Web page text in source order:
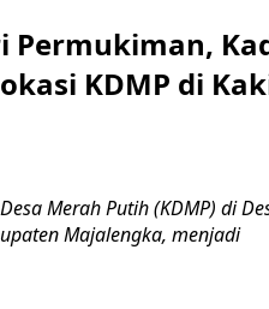
Permukiman,
KDMP di
Merah Putih (KDMP) di
Majalengka, menjadi